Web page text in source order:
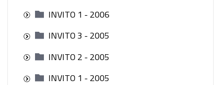
INVITO 1 - 2006
INVITO 3 - 2005
INVITO 2 - 2005
INVITO 1 - 2005